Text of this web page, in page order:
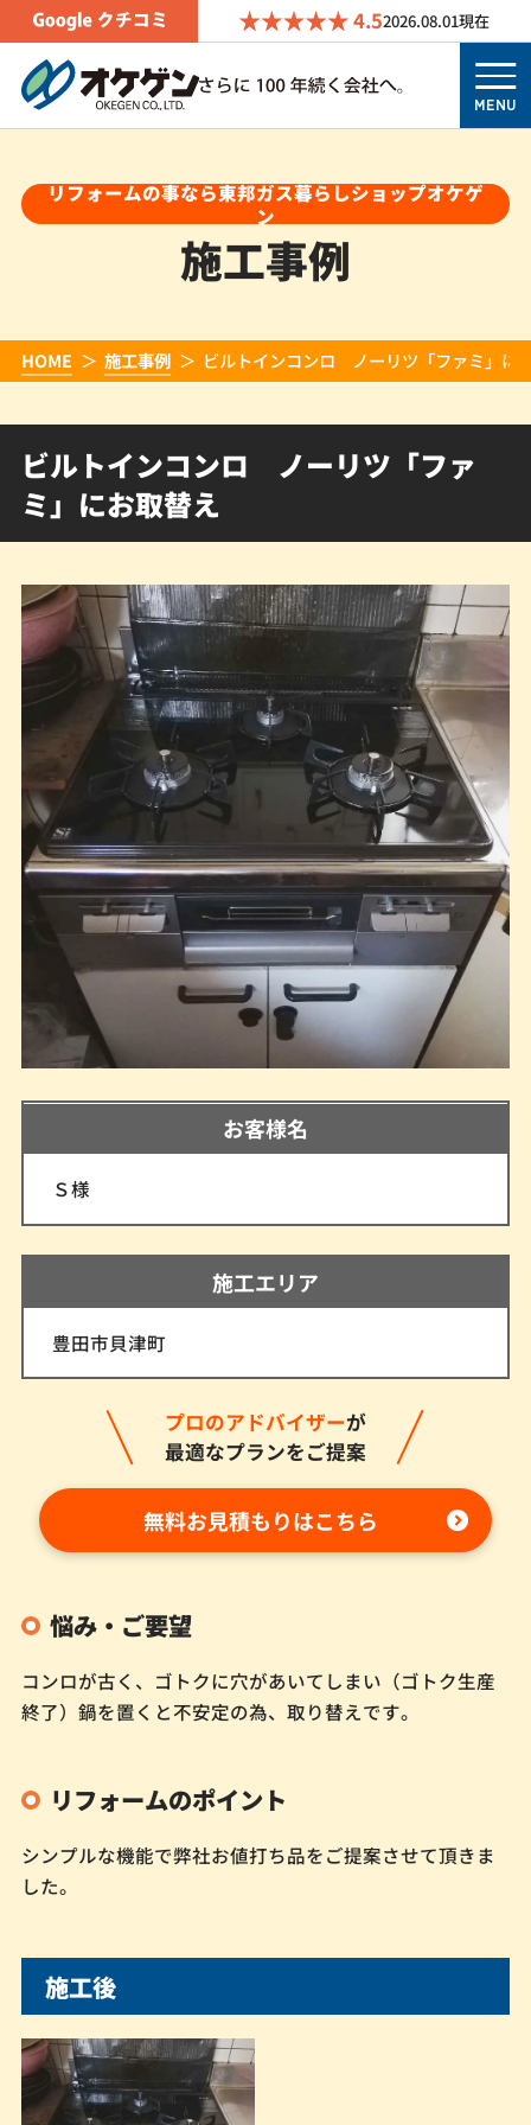
4.52026.08.01現在
MENU
リフォームの事なら東邦ガス暮らしショップオケゲ
ン
施工事例
HOME 施工事例 ビルトインコンロ ノーリツ「ファミ」に
ビルトインコンロ ノーリツ「ファ
ミ」にお取替え
お客様名
Ｓ様
施工エリア
豊田市貝津町
プロのアドバイザーが
最適なプランをご提案
無料お見積もりはこちら
悩み・ご要望
コンロが古く、ゴトクに穴があいてしまい（ゴトク生産
終了）鍋を置くと不安定の為、取り替えです。
リフォームのポイント
シンプルな機能で弊社お値打ち品をご提案させて頂きま
した。
施工後